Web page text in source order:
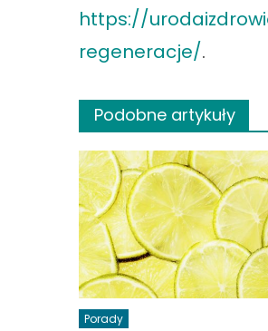
https://
regeneracje/.
Podobne artykuły
Porady